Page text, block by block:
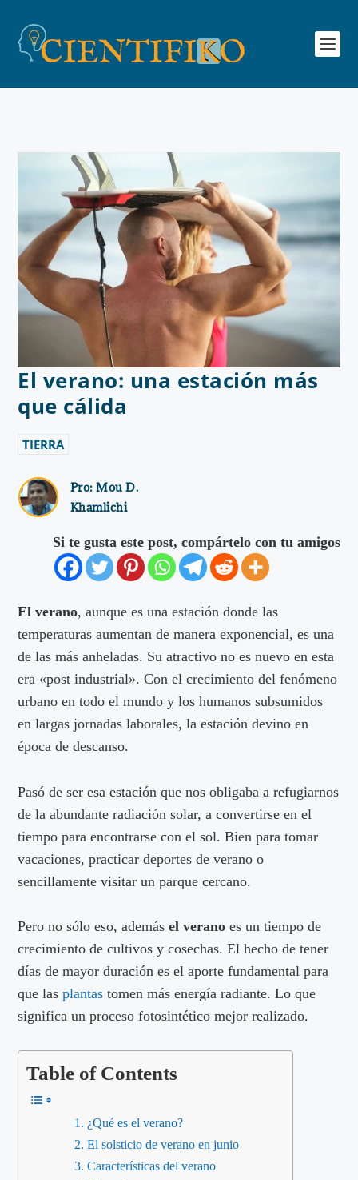
El verano: una estación más
que cálida
TIERRA
Pro:Mou D.
Khamlichi
Si te gusta este post, compártelo con tu amigos
El verano, aunque es una estación donde las
temperaturas aumentan de manera exponencial, es una
de las más anheladas. Su atractivo no es nuevo en esta
era «post industrial». Con el crecimiento del fenómeno
urbano en todo el mundo y los humanos subsumidos
en largas jornadas laborales, la estación devino en
época de descanso.
Pasó de ser esa estación que nos obligaba a refugiarnos
de la abundante radiación solar, a convertirse en el
tiempo para encontrarse con el sol. Bien para tomar
vacaciones, practicar deportes de verano o
sencillamente visitar un parque cercano.
Pero no sólo eso, ademásel verano es un tiempo de
crecimiento de cultivos y cosechas. El hecho de tener
días de mayor duración es el aporte fundamental para
que lasplantas tomen más energía radiante. Lo que
significa un proceso fotosintético mejor realizado.
Table of Contents
¿Qué es el verano?
El solsticio de verano en junio
Características del verano